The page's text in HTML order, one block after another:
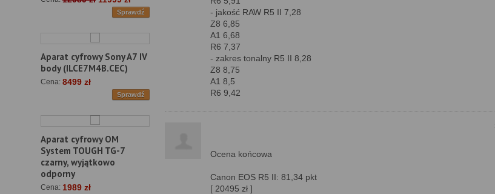
Sprawdź
Aparat cyfrowy Sony A7 IV
body (ILCE7M4B.CEC)
Cena: 8499 zł
Sprawdź
Aparat cyfrowy OM
System TOUGH TG-7
czarny, wyjątkowo
odporny
Cena: 1989 zł
- jakość RAW R5 II 7,28
Z8 6,85
A1 6,68
R6 7,37
- zakres tonalny R5 II 8,28
Z8 8,75
A1 8,5
R6 9,42
Ocena końcowa
Canon EOS R5 II: 81,34 pkt
[ 20495 zł ]